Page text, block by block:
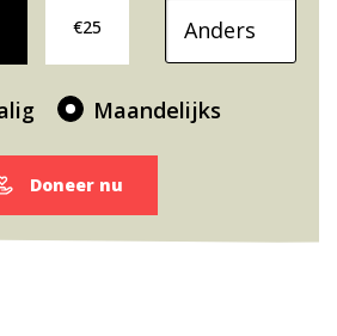
Maandelijks
€25
Doneer nu